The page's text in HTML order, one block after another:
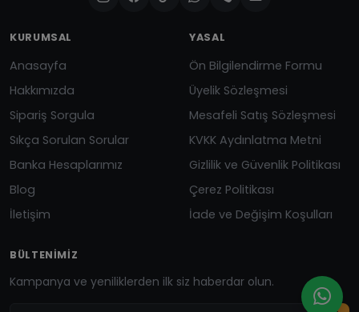
KURUMSAL
Anasayfa
Hakkımızda
Sipariş Sorgula
Sıkça Sorulan Sorular
Banka Hesaplarımız
Blog
İletişim
YASAL
Ön Bilgilendirme Formu
Üyelik Sözleşmesi
Mesafeli Satış Sözleşmesi
KVKK Aydınlatma Metni
Gizlilik ve Güvenlik Politikası
Çerez Politikası
İade ve Değişim Koşulları
BÜLTENIMIZ
Kampanya ve yeniliklerden ilk siz haberdar olun.